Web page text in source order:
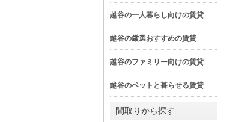
越谷の一人暮らし向けの賃貸
越谷の厳選おすすめの賃貸
越谷のファミリー向けの賃貸
越谷のペットと暮らせる賃貸
間取りから探す